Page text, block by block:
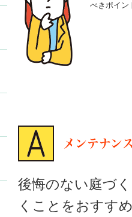
べきポイン
メンテナン
後悔のない庭づ
くことをおすす